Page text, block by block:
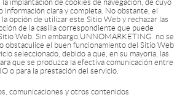
implantación de cookies de navegación, de cuyo
información clara y completa. No obstante, el
opción de utilizar este Sitio Web y rechazar las
de la casilla correspondiente que puede
Web. Sin embargo,UNNOMARKETING no se
obstaculice el buen funcionamiento del Sitio Web
seleccionado, debido a que, en su mayoría, las
que se produzca la efectiva comunicación entre
o para la prestación del servicio.
comunicaciones y otros contenidos